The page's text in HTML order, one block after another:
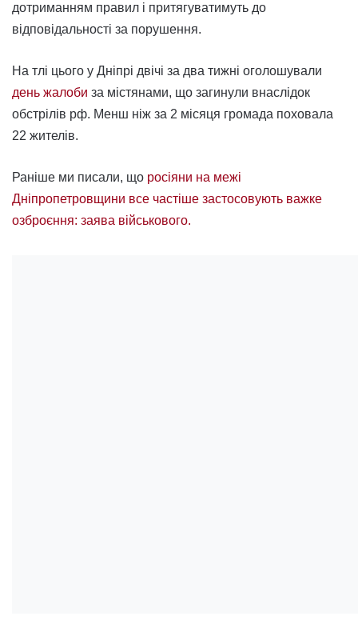
дотриманням правил і притягуватимуть до
відповідальності за порушення.
На тлі цього у Дніпрі двічі за два тижні оголошували
день жалоби за містянами, що загинули внаслідок
обстрілів рф. Менш ніж за 2 місяця громада поховала
22 жителів.
Раніше ми писали, що росіяни на межі
Дніпропетровщини все частіше застосовують важке
озброєння: заява військового.